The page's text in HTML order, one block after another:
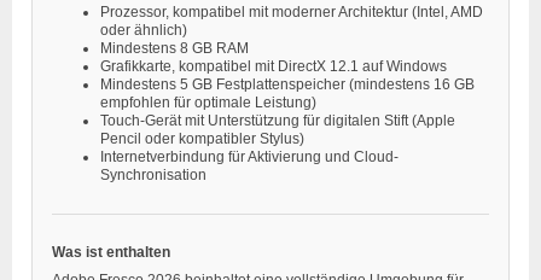
Prozessor, kompatibel mit moderner Architektur (Intel, AMD
oder ähnlich)
Mindestens 8 GB RAM
Grafikkarte, kompatibel mit DirectX 12.1 auf Windows
Mindestens 5 GB Festplattenspeicher (mindestens 16 GB
empfohlen für optimale Leistung)
Touch-Gerät mit Unterstützung für digitalen Stift (Apple
Pencil oder kompatibler Stylus)
Internetverbindung für Aktivierung und Cloud-
Synchronisation
Was ist enthalten